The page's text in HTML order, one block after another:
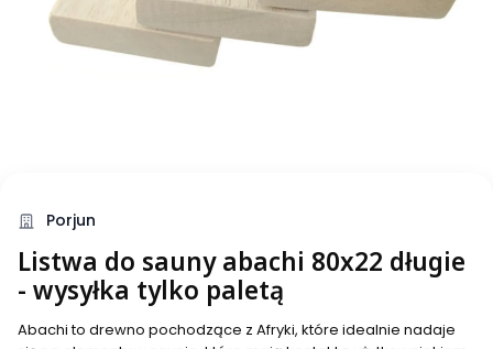
Porjun
Listwa do sauny abachi 80x22 długie
- wysyłka tylko paletą
Abachi to drewno pochodzące z Afryki, które idealnie nadaje